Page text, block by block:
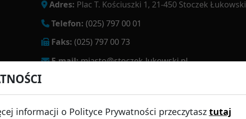
Adres: Plac T. Kościuszki 1, 21-450 Stoczek Łukowski
Telefon: (025) 797 00 01
Faks: (025) 797 00 73
E-mail:miasto@stoczek-lukowski.pl
informacji o Polityce Prywatności przeczytasz tutaj